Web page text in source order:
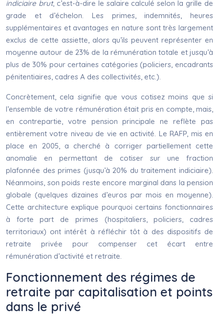
indiciaire brut, c’est-à-dire le salaire calculé selon la grille de
grade et d’échelon. Les primes, indemnités, heures
supplémentaires et avantages en nature sont très largement
exclus de cette assiette, alors qu’ils peuvent représenter en
moyenne autour de 23% de la rémunération totale et jusqu’à
plus de 30% pour certaines catégories (policiers, encadrants
pénitentiaires, cadres A des collectivités, etc.).
Concrètement, cela signifie que vous cotisez moins que si
l’ensemble de votre rémunération était pris en compte, mais,
en contrepartie, votre pension principale ne reflète pas
entièrement votre niveau de vie en activité. Le RAFP, mis en
place en 2005, a cherché à corriger partiellement cette
anomalie en permettant de cotiser sur une fraction
plafonnée des primes (jusqu’à 20% du traitement indiciaire).
Néanmoins, son poids reste encore marginal dans la pension
globale (quelques dizaines d’euros par mois en moyenne).
Cette architecture explique pourquoi certains fonctionnaires
à forte part de primes (hospitaliers, policiers, cadres
territoriaux) ont intérêt à réfléchir tôt à des dispositifs de
retraite privée pour compenser cet écart entre
rémunération d’activité et retraite.
Fonctionnement des régimes de
retraite par capitalisation et points
dans le privé